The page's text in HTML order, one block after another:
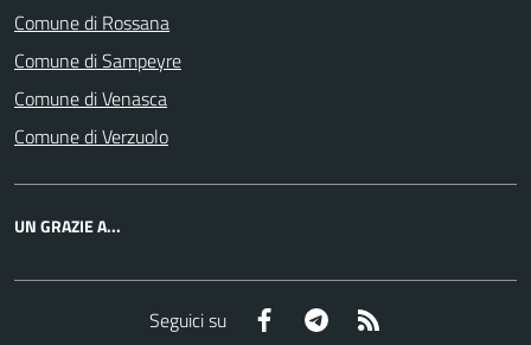
Comune di Rossana
Comune di Sampeyre
Comune di Venasca
Comune di Verzuolo
UN GRAZIE A...
Seguici su Facebook Telegram